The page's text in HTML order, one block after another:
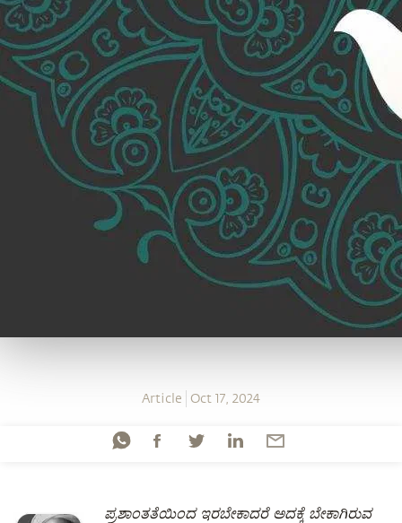
Article Oct 17, 2024
ಪ್ರಶಾಂತತೆಯಿಂದ ಇರಬೇಕಾದರೆ ಅದಕ್ಕೆ ಬೇಕಾಗಿರುವ